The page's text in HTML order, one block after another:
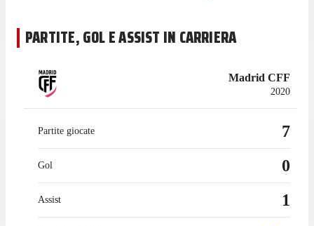
PARTITE, GOL E ASSIST IN CARRIERA
Madrid CFF
2020
Partite giocate 7
Gol 0
Assist 1